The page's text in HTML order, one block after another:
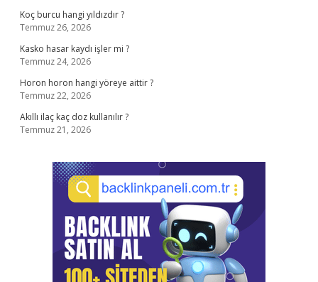
Koç burcu hangi yıldızdır ?
Temmuz 26, 2026
Kasko hasar kaydı işler mi ?
Temmuz 24, 2026
Horon horon hangi yöreye aittir ?
Temmuz 22, 2026
Akıllı ilaç kaç doz kullanılır ?
Temmuz 21, 2026